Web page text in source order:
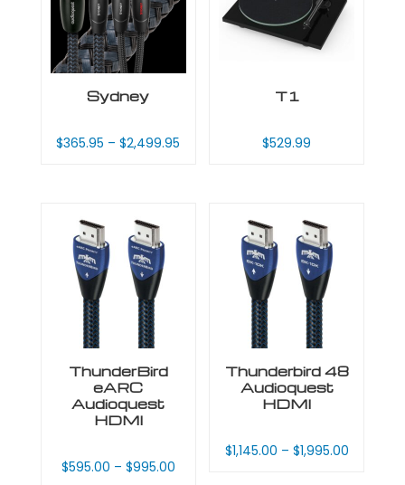
Sydney
$365.95 –$2,499.95
T1
$529.99
ThunderBird
eARC
Audioquest
HDMI
$595.00 – $995.00
Thunderbird 48
Audioquest
HDMI
$1,145.00 – $1,995.00